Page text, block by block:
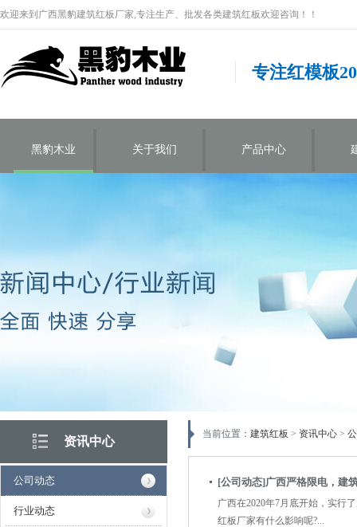
欢迎来到广西黑豹建筑红板厂家,专注生产、批发各类建筑红板欢迎咨询！！
专注红模板
黑豹木业 关于我们 产品中心
资讯中心
公司动态
行业动态
当前位置： 建筑红板 > 资讯中心 >
[公司动态]广西严格限电，建
广西在2020年7月底开始，实行
红板厂家有什么影响呢?...